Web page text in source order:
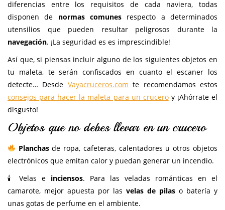
diferencias entre los requisitos de cada naviera, todas
disponen de normas comunes respecto a determinados
utensilios que pueden resultar peligrosos durante la
navegación. ¡La seguridad es es imprescindible!
Así que, si piensas incluir alguno de los siguientes objetos en
tu maleta, te serán confiscados en cuanto el escaner los
detecte… Desde Vayacruceros.com te recomendamos estos
consejos para hacer la maleta para un cruceroy ¡Ahórrate el
disgusto!
Objetos que no debes llevar en un crucero
Planchasde ropa, cafeteras, calentadores u otros objetos
electrónicos que emitan calor y puedan generar un incendio.
🕯 Velas e inciensos. Para las veladas románticas en el
camarote, mejor apuesta por las velas de pilas o batería y
unas gotas de perfume en el ambiente.